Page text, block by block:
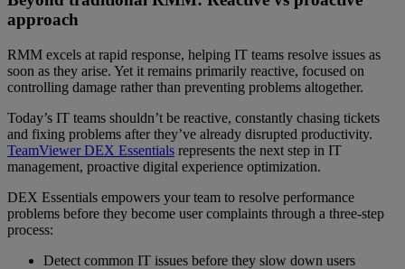
approach
RMM excels at rapid response, helping IT teams resolve issues as
soon as they arise. Yet it remains primarily reactive, focused on
controlling damage rather than preventing problems altogether.
Today’s IT teams shouldn’t be reactive, constantly chasing tickets
and fixing problems after they’ve already disrupted productivity.
TeamViewer DEX Essentials represents the next step in IT
management, proactive digital experience optimization.
DEX Essentials empowers your team to resolve performance
problems before they become user complaints through a three-step
process:
Detect common IT issues before they slow down users